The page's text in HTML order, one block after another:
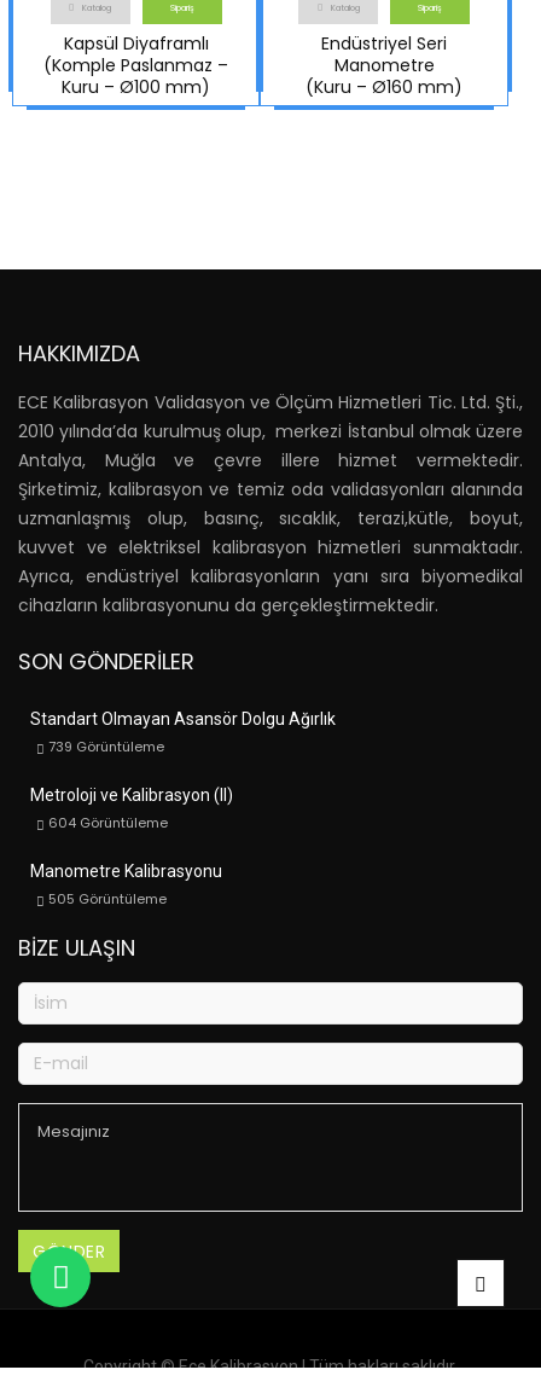
Katalog Sipariş
Kapsül Diyaframlı
(Komple Paslanmaz –
Kuru – Ø100 mm)
Katalog Sipariş
Endüstriyel Seri
Manometre
(Kuru – Ø160 mm)
HAKKIMIZDA
ECE Kalibrasyon Validasyon ve Ölçüm Hizmetleri Tic. Ltd. Şti.,
2010 yılında’da kurulmuş olup, merkezi İstanbul olmak üzere
Antalya, Muğla ve çevre illere hizmet vermektedir.
Şirketimiz, kalibrasyon ve temiz oda validasyonları alanında
uzmanlaşmış olup, basınç, sıcaklık, terazi,kütle, boyut,
kuvvet ve elektriksel kalibrasyon hizmetleri sunmaktadır.
Ayrıca, endüstriyel kalibrasyonların yanı sıra biyomedikal
cihazların kalibrasyonunu da gerçekleştirmektedir.
SON GÖNDERILER
Standart Olmayan Asansör Dolgu Ağırlık
739 Görüntüleme
Metroloji ve Kalibrasyon (II)
604 Görüntüleme
Manometre Kalibrasyonu
505 Görüntüleme
BIZE ULAŞIN
Copyright ©Ece Kalibrasyon| Tüm hakları saklıdır.